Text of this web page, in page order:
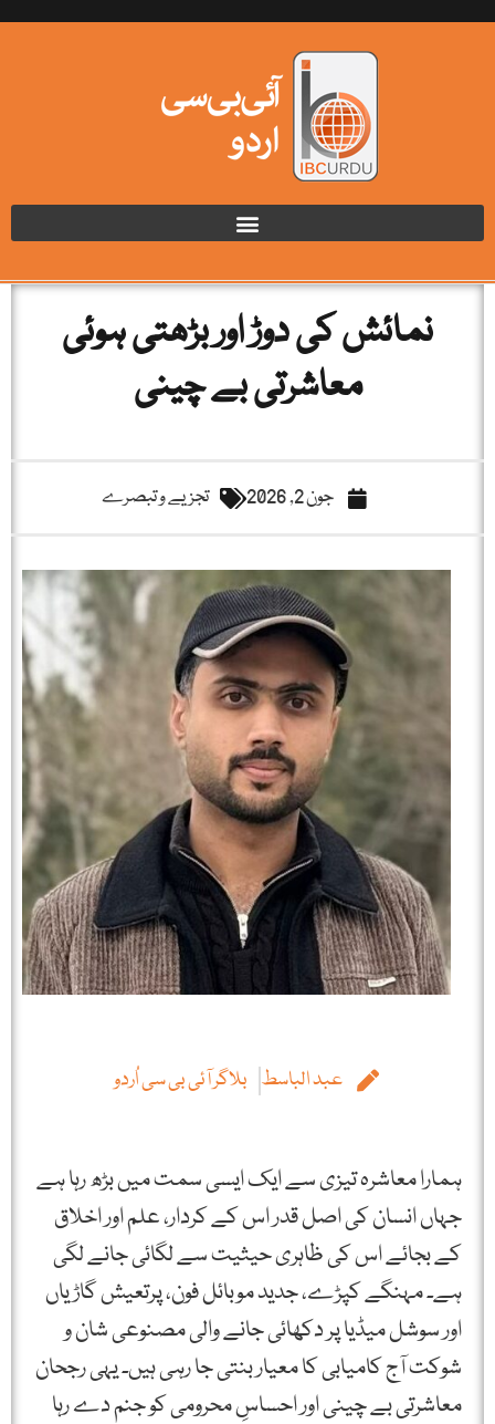
نمائش کی دوڑ اور بڑھتی ہوئی
معاشرتی بے چینی
جون 2, 2026 تجزیے و تبصرے
عبد الباسط بلاگر آئی بی سی اُردو
ہمارا معاشرہ تیزی سے ایک ایسی سمت میں بڑھ رہا ہے
جہاں انسان کی اصل قدر اس کے کردار، علم اور اخلاق
کے بجائے اس کی ظاہری حیثیت سے لگائی جانے لگی
ہے۔ مہنگے کپڑے، جدید موبائل فون، پرتعیش گاڑیاں
اور سوشل میڈیا پر دکھائی جانے والی مصنوعی شان و
شوکت آج کامیابی کا معیار بنتی جا رہی ہیں۔ یہی رجحان
معاشرتی بے چینی اور احساسِ محرومی کو جنم دے رہا